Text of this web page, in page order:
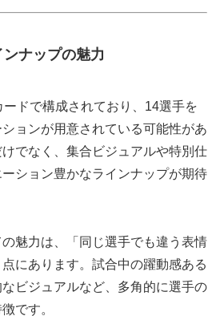
ナップの魅力
ドで構成されており、14選手を
ョンが用意されている可能性があ
でなく、集合ビジュアルや特別仕
ション豊かなラインナップが期待
魅力は、「同じ選手でも違う表情
にあります。試合中の躍動感ある
ビジュアルなど、多角的に選手の
です。